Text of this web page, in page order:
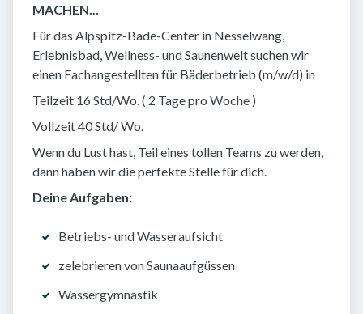
MACHEN...
Für das Alpspitz-Bade-Center in Nesselwang,
Erlebnisbad, Wellness- und Saunenwelt suchen wir
einen Fachangestellten für Bäderbetrieb (m/w/d) in
Teilzeit 16 Std/Wo. ( 2 Tage pro Woche )
Vollzeit 40 Std/ Wo.
Wenn du Lust hast, Teil eines tollen Teams zu werden,
dann haben wir die perfekte Stelle für dich.
Deine Aufgaben:
Betriebs- und Wasseraufsicht
zelebrieren von Saunaaufgüssen
Wassergymnastik